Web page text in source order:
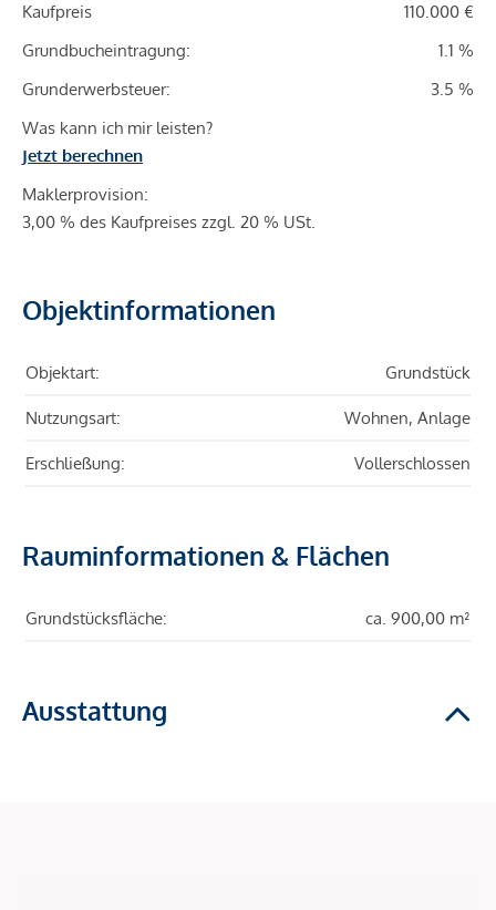
Kaufpreis
110.000 €
Grundbucheintragung:
1.1 %
Grunderwerbsteuer:
3.5 %
Was kann ich mir leisten?
Jetzt berechnen
Maklerprovision:
3,00 % des Kaufpreises zzgl. 20 % USt.
Objektinformationen
Objektart: Grundstück
Nutzungsart: Wohnen, Anlage
Erschließung: Vollerschlossen
Rauminformationen & Flächen
Grundstücksfläche: ca. 900,00 m²
Ausstattung